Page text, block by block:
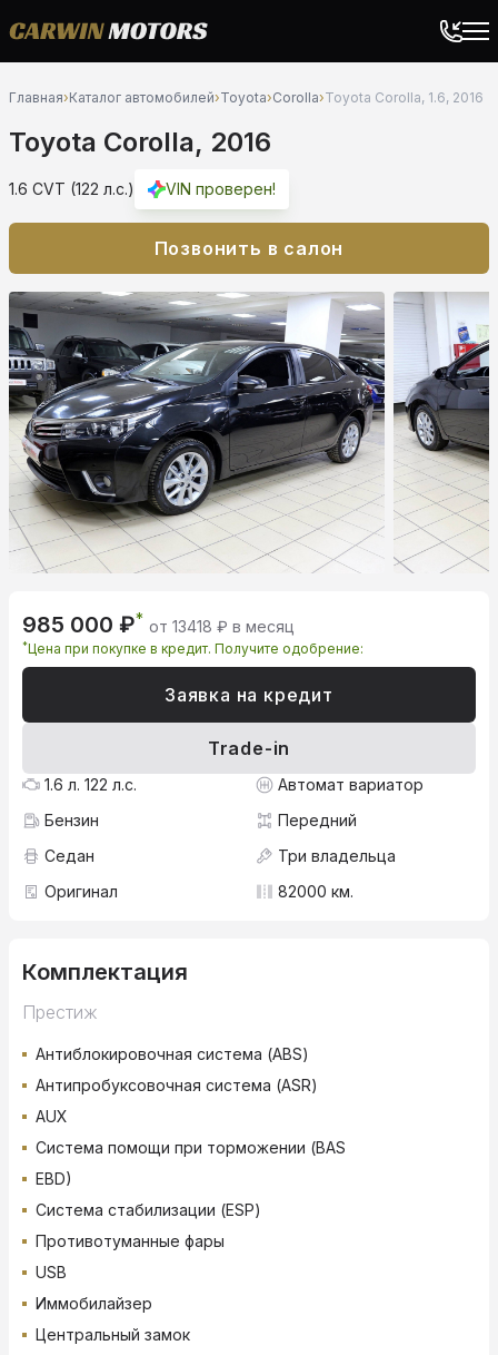
Главная›Каталог автомобилей›Toyota›Corolla›Toyota Corolla, 1.6, 2016
Toyota Corolla, 2016
1.6 CVT (122 л.с.) VIN проверен!
Позвонить в салон
985 000 ₽* от 13418 ₽ в месяц
*Цена при покупке в кредит. Получите одобрение:
Заявка на кредит
Trade-in
1.6 л. 122 л.с.
Автомат вариатор
Бензин
Передний
Седан
Три владельца
Оригинал
82000 км.
Комплектация
Престиж
Антиблокировочная система (ABS)
Антипробуксовочная система (ASR)
AUX
Система помощи при торможении (BAS
EBD)
Система стабилизации (ESP)
Противотуманные фары
USB
Иммобилайзер
Центральный замок